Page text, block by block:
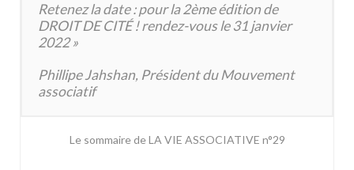
Retenez la date : pour la 2ème édition de
DROIT DE CITÉ ! rendez-vous le 31 janvier
2022 »
Phillipe Jahshan, Président du Mouvement
associatif
Le sommaire de LA VIE ASSOCIATIVE n°29